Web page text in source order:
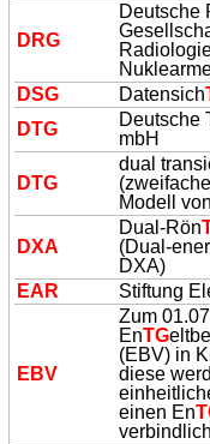
DRG
Deutsche
DSG
Datensich
DTG
Deutsche
mbH
DTG
dual
Modell
DXA
Dual-Rön
(Dual-
DXA)
EAR Stiftung
EBV
Zum
EnTG
(EBV) in
diese
einen En